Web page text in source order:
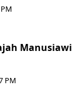
Manusiawi
PM